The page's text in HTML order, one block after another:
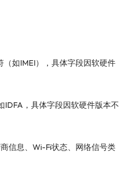
（如IMEI），具体字段因软硬件
IDFA，具体字段因软硬件版本不
信息、Wi-Fi状态、网络信号类